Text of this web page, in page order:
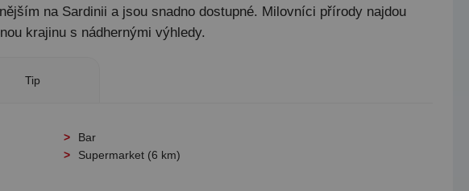
na Sardinii a jsou snadno dostupné. Milovníci přírody najdou
krajinu s nádhernými výhledy.
Tip
Bar
Supermarket (6 km)